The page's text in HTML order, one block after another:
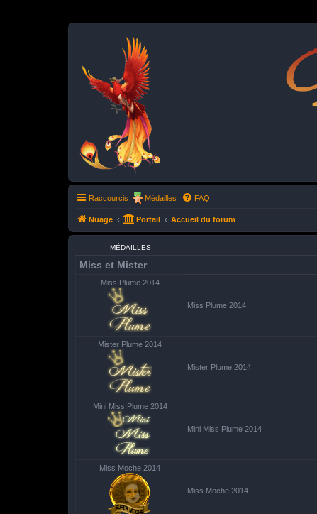
Raccourcis Médailles FAQ
Nuage Portail Accueil du forum
MÉDAILLES
Miss et Mister
Miss Plume 2014
Miss Plume 2014
Mister Plume 2014
Mister Plume 2014
Mini Miss Plume 2014
Mini Miss Plume 2014
Miss Moche 2014
Miss Moche 2014